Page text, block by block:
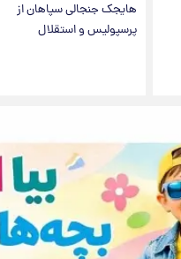
هایجک جنجالی سپاهان از
پرسپولیس و استقلال